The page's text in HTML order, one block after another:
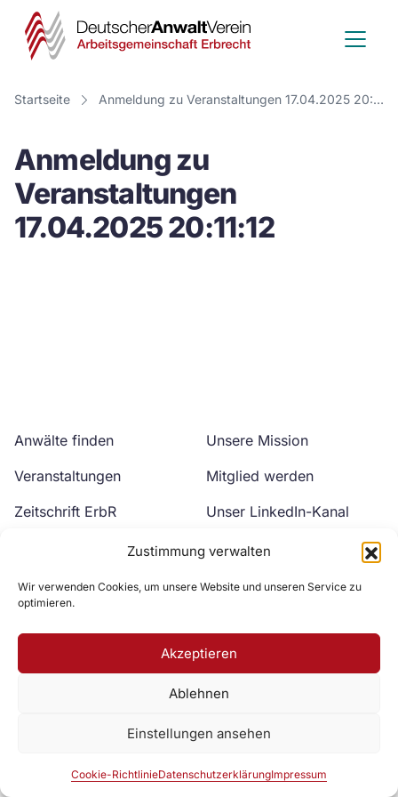
Zustimmung verwalten
Wir verwenden Cookies, um unsere Website und unseren Service zu
optimieren.
Akzeptieren
Ablehnen
Einstellungen ansehen
Cookie-RichtlinieDatenschutzerklärungImpressum
Deutscher
Anwalt
Verein
Startseite Anmeldung zu Veranstaltungen 17.04.2025 20:11:12
Anmeldung zu
Veranstaltungen
17.04.2025 20:11:12
Anwälte finden
Veranstaltungen
Zeitschrift ErbR
Unsere Mission
Mitglied werden
Unser LinkedIn-Kanal
Unser YouTube-Kanal
Zur DAV Webseite